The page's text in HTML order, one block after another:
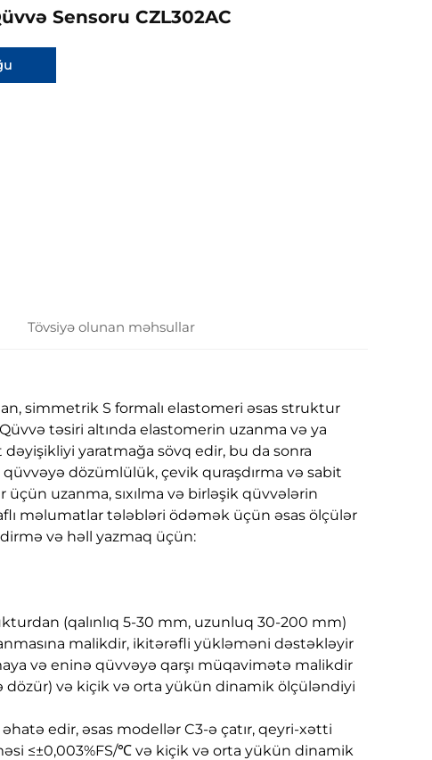
Sensoru CZL302AC
Tövsiyə olunan məhsullar
simmetrik S formalı elastomeri əsas struktur
təsiri altında elastomerin uzanma və ya
yaratmağa sövq edir, bu da sonra
dözümlülük, çevik quraşdırma və sabit
uzanma, sıxılma və birləşik qüvvələrin
məlumatlar tələbləri ödəmək üçün əsas ölçülər
və həll yazmaq üçün:
(qalınlıq 5-30 mm, uzunluq 30-200 mm)
malikdir, ikitərəfli yükləməni dəstəkləyir
və eninə qüvvəyə qarşı müqavimətə malikdir
dözür) və kiçik və orta yükün dinamik ölçüləndiyi
əhatə edir, əsas modellər C3-ə çatır, qeyri-xətti
≤±0,003%FS/℃ və kiçik və orta yükün dinamik